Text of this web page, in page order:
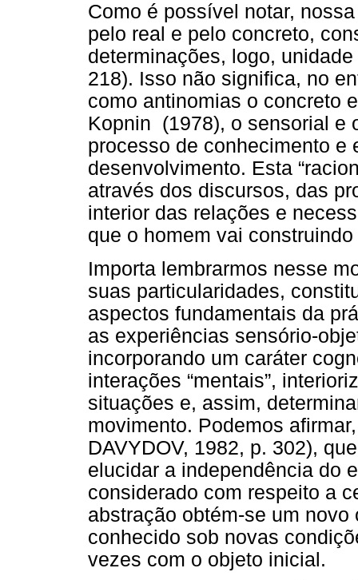
Como é possível notar,
pelo real e pelo concreto,
determinações, logo,
218). Isso não significa, no
como antinomias o concreto
Kopnin (1978), o sensorial e
processo de conhecimento e
desenvolvimento. Esta
através dos discursos, das
interior das relações e
que o homem vai
Importa lembrarmos nesse
suas particularidades,
aspectos fundamentais da
as experiências sensório-
incorporando um caráter
interações “mentais”,
situações e, assim,
movimento. Podemos
DAVYDOV, 1982, p. 302),
elucidar a independência do
considerado com respeito a
abstração obtém-se um
conhecido sob novas
vezes com o objeto inicial.